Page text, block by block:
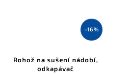
–16 %
Rohož na sušení nádobí,
odkapávač